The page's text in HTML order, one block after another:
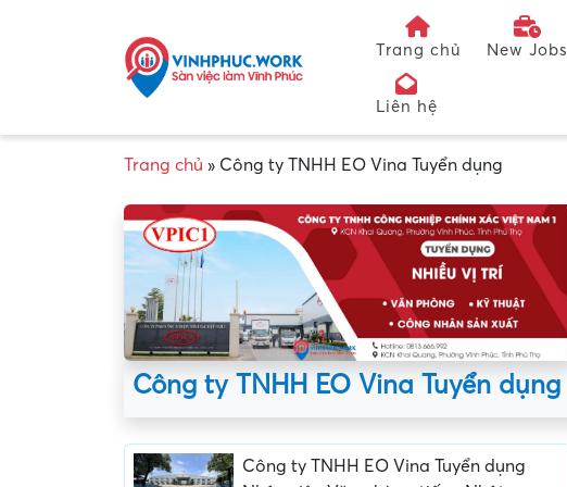
Trang chủ New Jobs
Liên hệ
Trang chủ » Công ty TNHH EO Vina Tuyển dụng
Công ty TNHH EO Vina Tuyển dụng
Công ty TNHH EO Vina Tuyển dụng